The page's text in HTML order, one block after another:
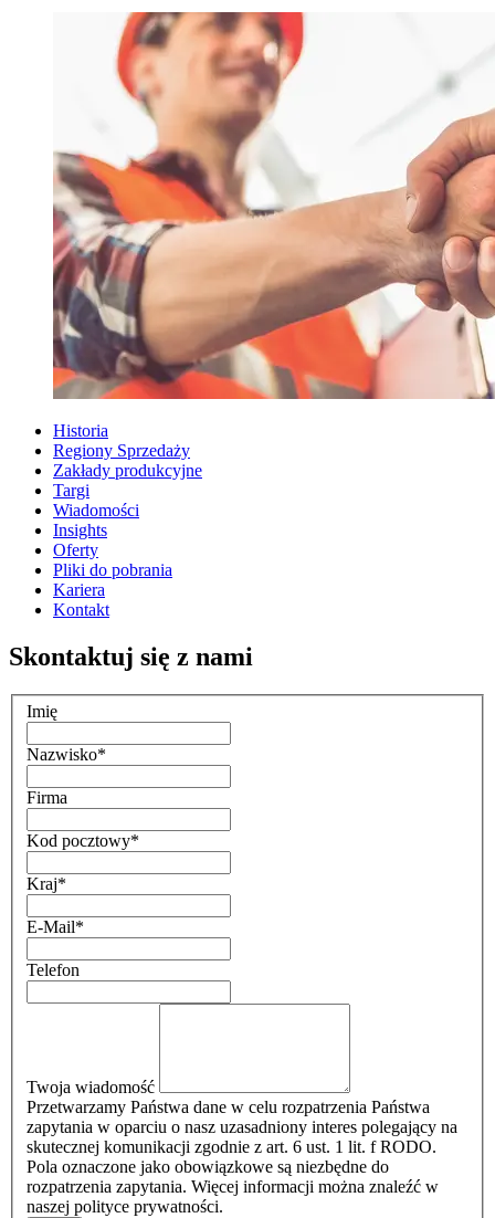
Historia
Regiony Sprzedaży
Zakłady produkcyjne
Targi
Wiadomości
Insights
Oferty
Pliki do pobrania
Kariera
Kontakt
Skontaktuj się z nami
Imię
Nazwisko*
Firma
Kod pocztowy*
Kraj*
E-Mail*
Telefon
Twoja wiadomość
Przetwarzamy Państwa dane w celu rozpatrzenia Państwa
zapytania w oparciu o nasz uzasadniony interes polegający na
skutecznej komunikacji zgodnie z art. 6 ust. 1 lit. f RODO.
Pola oznaczone jako obowiązkowe są niezbędne do
rozpatrzenia zapytania. Więcej informacji można znaleźć w
naszej polityce prywatności.